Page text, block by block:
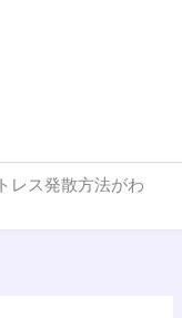
レス発散方法がわ